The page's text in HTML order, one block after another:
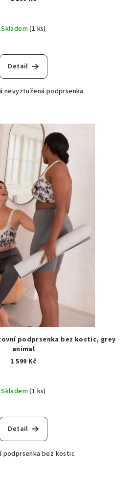
Skladem(1 ks)
Detail
nevyztužená podprsenka
podprsenka bez kostic, grey
animal
1 599 Kč
Skladem(1 ks)
Detail
podprsenka bez kostic